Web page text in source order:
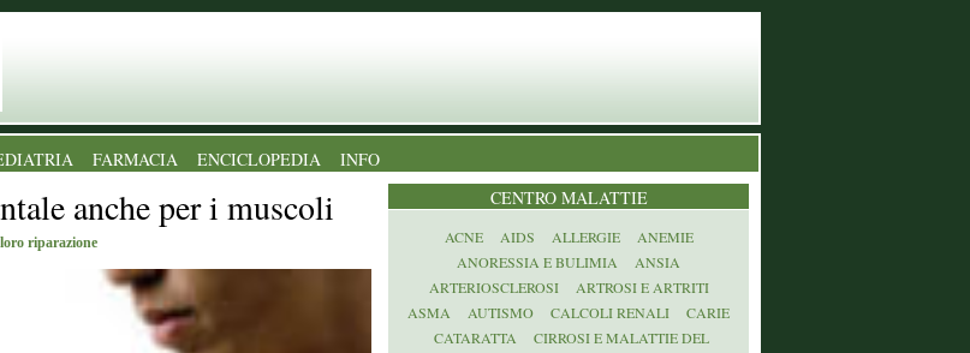
FARMACIA ENCICLOPEDIA INFO
anche per i muscoli
riparazione
CENTRO MALATTIE
ACNE AIDS ALLERGIE
ANEMIE
ANORESSIA E BULIMIA
ANSIA
ARTERIOSCLEROSI
ARTROSI E ARTRITI
ASMA
AUTISMO CALCOLI RENALI
CARIE
CATARATTA
CIRROSI E MALATTIE DEL